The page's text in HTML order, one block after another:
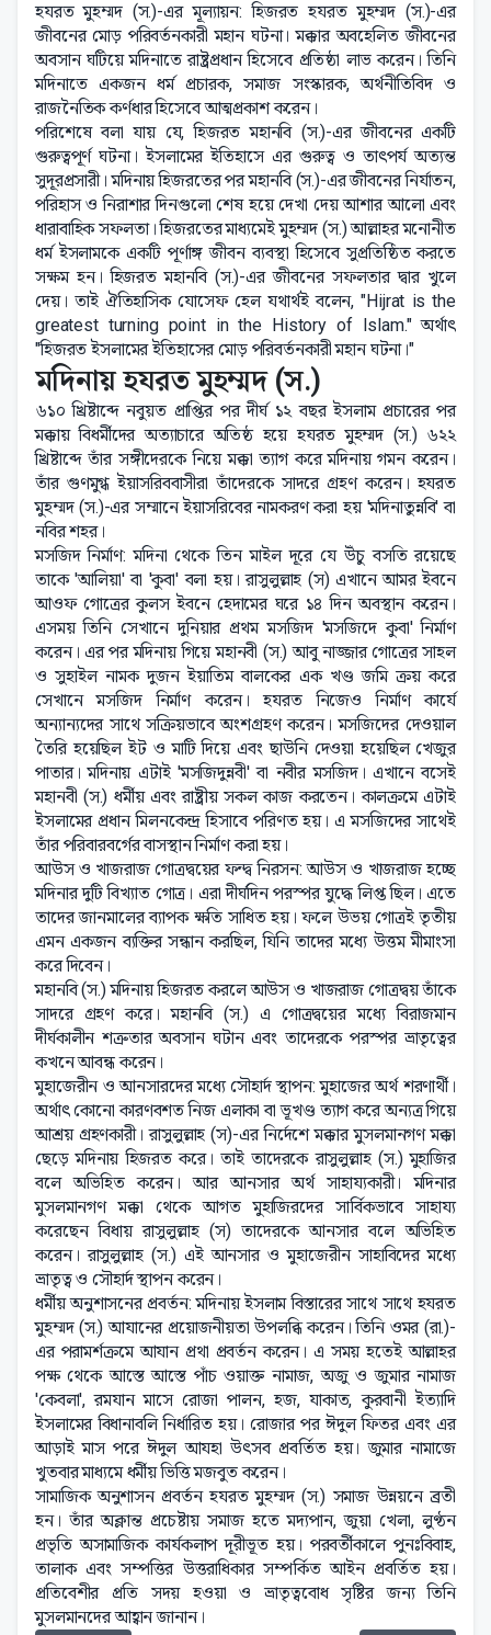
হযরত মুহম্মদ (স.)-এর মূল্যায়ন: হিজরত হযরত মুহম্মদ (স.)-এর
জীবনের মোড় পরিবর্তনকারী মহান ঘটনা। মক্কার অবহেলিত জীবনের
অবসান ঘটিয়ে মদিনাতে রাষ্ট্রপ্রধান হিসেবে প্রতিষ্ঠা লাভ করেন। তিনি
মদিনাতে একজন ধর্ম প্রচারক, সমাজ সংস্কারক, অর্থনীতিবিদ ও
রাজনৈতিক কর্ণধার হিসেবে আত্মপ্রকাশ করেন।
পরিশেষে বলা যায় যে, হিজরত মহানবি (স.)-এর জীবনের একটি
গুরুত্বপূর্ণ ঘটনা। ইসলামের ইতিহাসে এর গুরুত্ব ও তাৎপর্য অত্যন্ত
সুদূরপ্রসারী। মদিনায় হিজরতের পর মহানবি (স.)-এর জীবনের নির্যাতন,
পরিহাস ও নিরাশার দিনগুলো শেষ হয়ে দেখা দেয় আশার আলো এবং
ধারাবাহিক সফলতা। হিজরতের মাধ্যমেই মুহম্মদ (স.) আল্লাহর মনোনীত
ধর্ম ইসলামকে একটি পূর্ণাঙ্গ জীবন ব্যবস্থা হিসেবে সুপ্রতিষ্ঠিত করতে
সক্ষম হন। হিজরত মহানবি (স.)-এর জীবনের সফলতার দ্বার খুলে
দেয়। তাই ঐতিহাসিক যোসেফ হেল যথার্থই বলেন, "Hijrat is the
greatest turning point in the History of Islam." অর্থাৎ
"হিজরত ইসলামের ইতিহাসের মোড় পরিবর্তনকারী মহান ঘটনা।"
মদিনায় হযরত মুহম্মদ (স.)
৬১০ খ্রিষ্টাব্দে নবুয়ত প্রাপ্তির পর দীর্ঘ ১২ বছর ইসলাম প্রচারের পর
মক্কায় বিধর্মীদের অত্যাচারে অতিষ্ঠ হয়ে হযরত মুহম্মদ (স.) ৬২২
খ্রিষ্টাব্দে তাঁর সঙ্গীদেরকে নিয়ে মক্কা ত্যাগ করে মদিনায় গমন করেন।
তাঁর গুণমুগ্ধ ইয়াসরিববাসীরা তাঁদেরকে সাদরে গ্রহণ করেন। হযরত
মুহম্মদ (স.)-এর সম্মানে ইয়াসরিবের নামকরণ করা হয় 'মদিনাতুন্নবি' বা
নবির শহর।
মসজিদ নির্মাণ: মদিনা থেকে তিন মাইল দূরে যে উঁচু বসতি রয়েছে
তাকে 'আলিয়া' বা 'কুবা' বলা হয়। রাসুলুল্লাহ (স) এখানে আমর ইবনে
আওফ গোত্রের কুলস ইবনে হেদামের ঘরে ১৪ দিন অবস্থান করেন।
এসময় তিনি সেখানে দুনিয়ার প্রথম মসজিদ 'মসজিদে কুবা' নির্মাণ
করেন। এর পর মদিনায় গিয়ে মহানবী (স.) আবু নাজ্জার গোত্রের সাহল
ও সুহাইল নামক দুজন ইয়াতিম বালকের এক খণ্ড জমি ক্রয় করে
সেখানে মসজিদ নির্মাণ করেন। হযরত নিজেও নির্মাণ কার্যে
অন্যান্যদের সাথে সক্রিয়ভাবে অংশগ্রহণ করেন। মসজিদের দেওয়াল
তৈরি হয়েছিল ইট ও মাটি দিয়ে এবং ছাউনি দেওয়া হয়েছিল খেজুর
পাতার। মদিনায় এটাই 'মসজিদুন্নবী' বা নবীর মসজিদ। এখানে বসেই
মহানবী (স.) ধর্মীয় এবং রাষ্ট্রীয় সকল কাজ করতেন। কালক্রমে এটাই
ইসলামের প্রধান মিলনকেন্দ্র হিসাবে পরিণত হয়। এ মসজিদের সাথেই
তাঁর পরিবারবর্গের বাসস্থান নির্মাণ করা হয়।
আউস ও খাজরাজ গোত্রদ্বয়ের ফন্দ্ব নিরসন: আউস ও খাজরাজ হচ্ছে
মদিনার দুটি বিখ্যাত গোত্র। এরা দীর্ঘদিন পরস্পর যুদ্ধে লিপ্ত ছিল। এতে
তাদের জানমালের ব্যাপক ক্ষতি সাধিত হয়। ফলে উভয় গোত্রই তৃতীয়
এমন একজন ব্যক্তির সন্ধান করছিল, যিনি তাদের মধ্যে উত্তম মীমাংসা
করে দিবেন।
মহানবি (স.) মদিনায় হিজরত করলে আউস ও খাজরাজ গোত্রদ্বয় তাঁকে
সাদরে গ্রহণ করে। মহানবি (স.) এ গোত্রদ্বয়ের মধ্যে বিরাজমান
দীর্ঘকালীন শত্রুতার অবসান ঘটান এবং তাদেরকে পরস্পর ভ্রাতৃত্বের
কখনে আবন্ধ করেন।
মুহাজেরীন ও আনসারদের মধ্যে সৌহার্দ স্থাপন: মুহাজের অর্থ শরণার্থী।
অর্থাৎ কোনো কারণবশত নিজ এলাকা বা ভূখণ্ড ত্যাগ করে অন্যত্র গিয়ে
আশ্রয় গ্রহণকারী। রাসুলুল্লাহ (স)-এর নির্দেশে মক্কার মুসলমানগণ মক্কা
ছেড়ে মদিনায় হিজরত করে। তাই তাদেরকে রাসুলুল্লাহ (স.) মুহাজির
বলে অভিহিত করেন। আর আনসার অর্থ সাহায্যকারী। মদিনার
মুসলমানগণ মক্কা থেকে আগত মুহাজিরদের সার্বিকভাবে সাহায্য
করেছেন বিধায় রাসুলুল্লাহ (স) তাদেরকে আনসার বলে অভিহিত
করেন। রাসুলুল্লাহ (স.) এই আনসার ও মুহাজেরীন সাহাবিদের মধ্যে
ভ্রাতৃত্ব ও সৌহার্দ স্থাপন করেন।
ধর্মীয় অনুশাসনের প্রবর্তন: মদিনায় ইসলাম বিস্তারের সাথে সাথে হযরত
মুহম্মদ (স.) আযানের প্রয়োজনীয়তা উপলব্ধি করেন। তিনি ওমর (রা.)-
এর পরামর্শক্রমে আযান প্রথা প্রবর্তন করেন। এ সময় হতেই আল্লাহর
পক্ষ থেকে আস্তে আস্তে পাঁচ ওয়াক্ত নামাজ, অজু ও জুমার নামাজ
'কেবলা', রমযান মাসে রোজা পালন, হজ, যাকাত, কুরবানী ইত্যাদি
ইসলামের বিধানাবলি নির্ধারিত হয়। রোজার পর ঈদুল ফিতর এবং এর
আড়াই মাস পরে ঈদুল আযহা উৎসব প্রবর্তিত হয়। জুমার নামাজে
খুতবার মাধ্যমে ধর্মীয় ভিত্তি মজবুত করেন।
সামাজিক অনুশাসন প্রবর্তন হযরত মুহম্মদ (স.) সমাজ উন্নয়নে ব্রতী
হন। তাঁর অক্লান্ত প্রচেষ্টায় সমাজ হতে মদ্যপান, জুয়া খেলা, লুণ্ঠন
প্রভৃতি অসামাজিক কার্যকলাপ দূরীভূত হয়। পরবর্তীকালে পুনঃবিবাহ,
তালাক এবং সম্পত্তির উত্তরাধিকার সম্পর্কিত আইন প্রবর্তিত হয়।
প্রতিবেশীর প্রতি সদয় হওয়া ও ভ্রাতৃত্ববোধ সৃষ্টির জন্য তিনি
মুসলমানদের আহ্বান জানান।